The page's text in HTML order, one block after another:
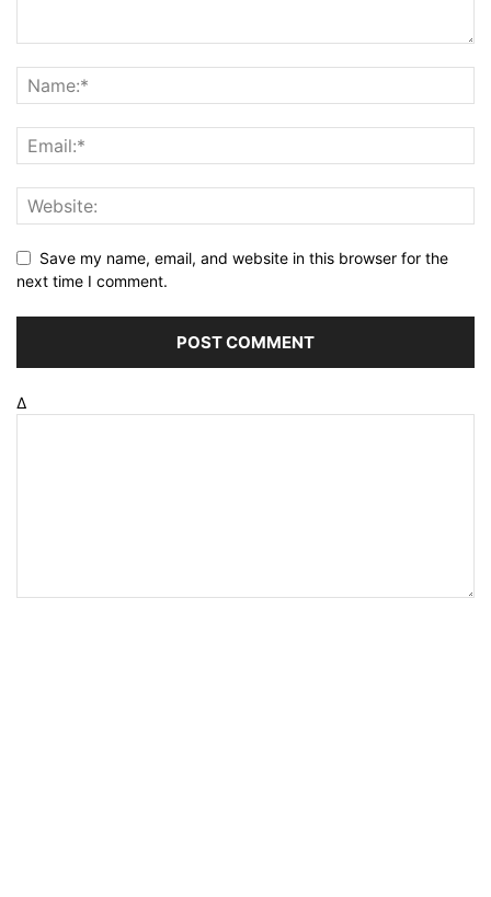
Save my name, email, and website in this browser for the
next time I comment.
Δ